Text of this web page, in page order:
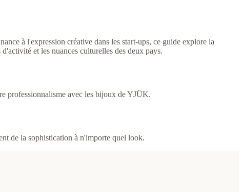
à l'expression créative dans les start-ups, ce guide explore la
et les nuances culturelles des deux pays.
professionnalisme avec les bijoux de YJÜK.
de la sophistication à n'importe quel look.